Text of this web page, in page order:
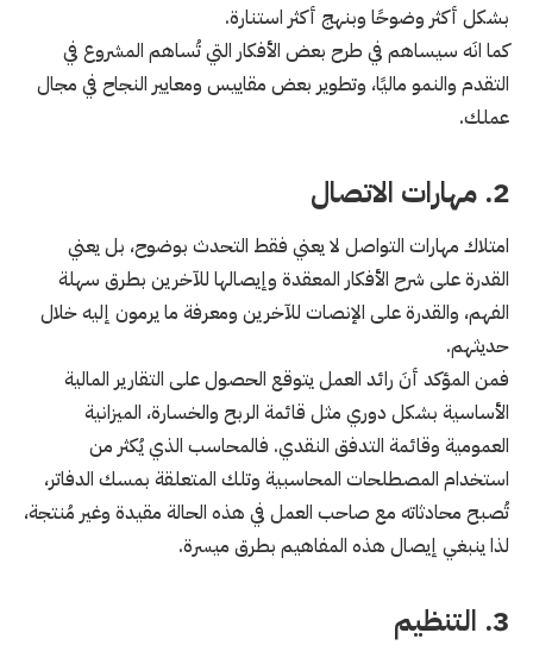
بشكل أكثر وضوحًا وبنهج أكثر استنارة.
كما انَه سيساهم في طرح بعض الأفكار التي تُساهم المشروع في
التقدم والنمو ماليًا، وتطوير بعض مقاييس ومعايير النجاح في مجال
عملك.
2. مهارات الاتصال
امتلاك مهارات التواصل لا يعني فقط التحدث بوضوح، بل يعني
القدرة على شرح الأفكار المعقدة وإيصالها للآخرين بطرق سهلة
الفهم، والقدرة على الإنصات للآخرين ومعرفة ما يرمون إليه خلال
حديثهم.
فمن المؤكد أنَ رائد العمل يتوقع الحصول على التقارير المالية
الأساسية بشكل دوري مثل قائمة الربح والخسارة، الميزانية
العمومية وقائمة التدفق النقدي. فالمحاسب الذي يُكثر من
استخدام المصطلحات المحاسبية وتلك المتعلقة بمسك الدفاتر،
تُصبح محادثاته مع صاحب العمل في هذه الحالة مقيدة وغير مُنتجة،
لذا ينبغي إيصال هذه المفاهيم بطرق ميسرة.
3. التنظيم